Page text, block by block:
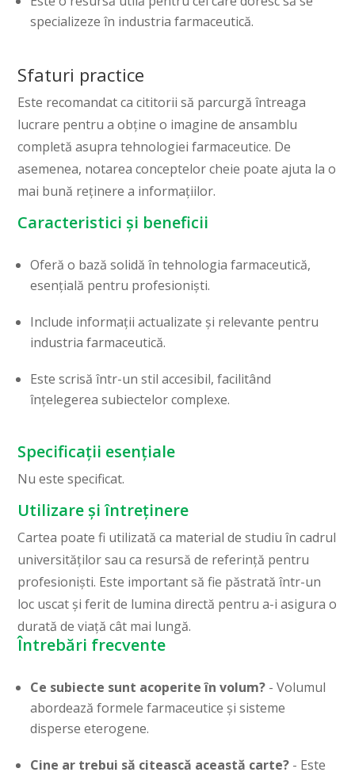
specializeze în industria farmaceutică.
Sfaturi practice
Este recomandat ca cititorii să parcurgă întreaga
lucrare pentru a obține o imagine de ansamblu
completă asupra tehnologiei farmaceutice. De
asemenea, notarea conceptelor cheie poate ajuta la o
mai bună reținere a informațiilor.
Caracteristici și beneficii
Oferă o bază solidă în tehnologia farmaceutică,
esențială pentru profesioniști.
Include informații actualizate și relevante pentru
industria farmaceutică.
Este scrisă într-un stil accesibil, facilitând
înțelegerea subiectelor complexe.
Specificații esențiale
Nu este specificat.
Utilizare și întreținere
Cartea poate fi utilizată ca material de studiu în cadrul
universităților sau ca resursă de referință pentru
profesioniști. Este important să fie păstrată într-un
loc uscat și ferit de lumina directă pentru a-i asigura o
durată de viață cât mai lungă.
Întrebări frecvente
Ce subiecte sunt acoperite în volum? - Volumul
abordează formele farmaceutice și sisteme
disperse eterogene.
Cine ar trebui să citească această carte? - Este